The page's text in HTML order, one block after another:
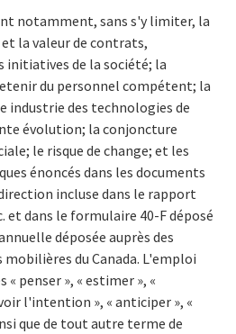
notamment, sans s'y limiter, la
la valeur de contrats,
initiatives de la société; la
du personnel compétent; la
industrie des technologies de
évolution; la conjoncture
le risque de change; et les
énoncés dans les documents
incluse dans le rapport
et dans le formulaire 40-F déposé
déposée auprès des
du Canada. L'emploi
penser », « estimer », «
l'intention », « anticiper », «
que de tout autre terme de